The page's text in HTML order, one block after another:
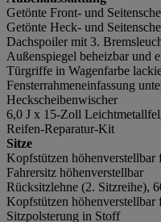
Getönte Front- und
Getönte Heck- und
Dachspoiler mit 3.
Außenspiegel beheizbar und
Türgriffe in Wagenfarbe
Fensterrahmeneinfassung
Heckscheibenwischer
6,0 J x 15-Zoll
Reifen-Reparatur-Kit
Sitze
Kopfstützen
Fahrersitz höhenverstellbar
Rücksitzlehne (2. Sitzreihe),
Kopfstützen höhenverstellbar
Sitzpolsterung in Stoff